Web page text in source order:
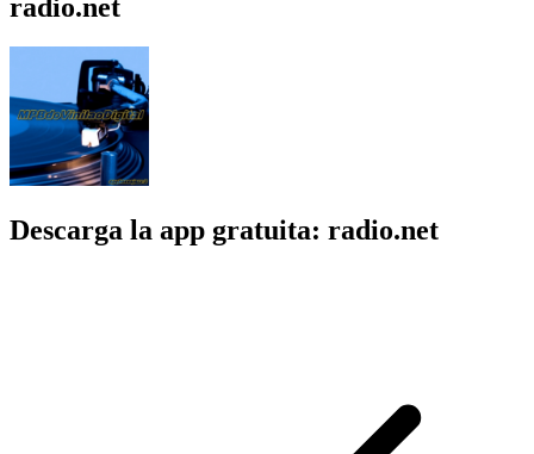
radio.net
Descarga la app gratuita: radio.net